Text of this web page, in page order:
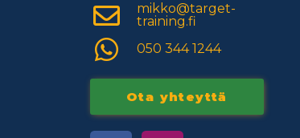
mikko@target-
training.fi
050 344 1244
Ota yhteyttä